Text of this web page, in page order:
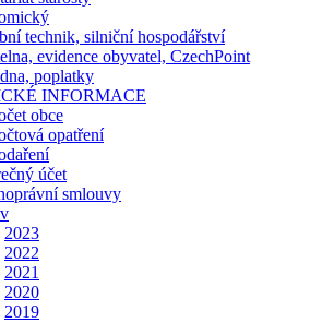
technik, silniční hospodářství
evidence obyvatel, CzechPoint
poplatky
INFORMACE
obce
opatření
účet
smlouvy
2023
2022
2021
2020
2019